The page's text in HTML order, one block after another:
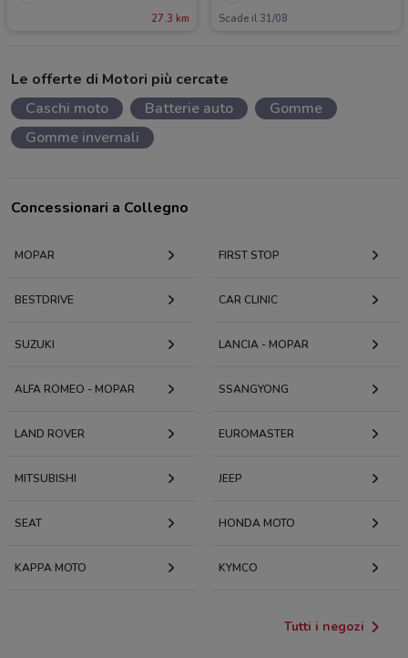
27.3 km Scade il 31/08
Le offerte di Motori più cercate
Caschi moto
Batterie auto
Gomme
Gomme invernali
Concessionari a Collegno
MOPAR FIRST STOP
BESTDRIVE CAR CLINIC
SUZUKI LANCIA - MOPAR
ALFA ROMEO - MOPAR SSANGYONG
LAND ROVER EUROMASTER
MITSUBISHI JEEP
SEAT HONDA MOTO
KAPPA MOTO KYMCO
Tutti i negozi